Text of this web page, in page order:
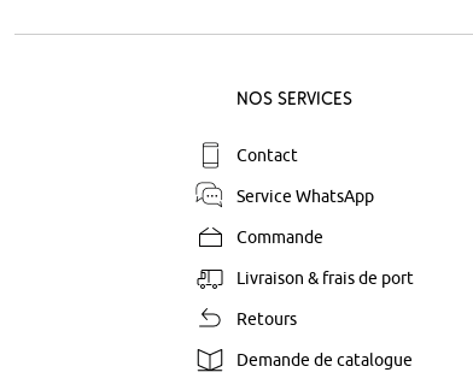
Nos Services
Contact
Service WhatsApp
Commande
Livraison & frais de port
Retours
Demande de catalogue